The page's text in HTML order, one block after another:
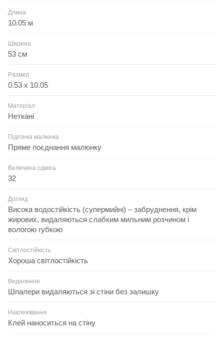
Длина
10.05 м
Ширина
53 см
Размер
0.53 x 10.05
Матеріал
Неткані
Підгонка малюнка
Пряме поєднання малюнку
Величина сдвига
32
Догляд
Висока водостійкість (супермийні) – забруднення, крім
жирових, видаляються слабким мильним розчином і
вологою губкою
Світлостійкість
Хороша світлостійкість
Видалення
Шпалери видаляються зі стіни без залишку
Наклеювання
Клей наноситься на стіну